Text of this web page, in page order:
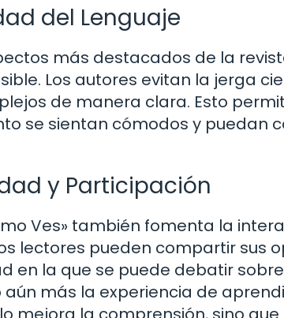
del Lenguaje
más destacados de la
Los autores evitan la jerga
de manera clara. Esto
se sientan cómodos y puedan
y Participación
Ves» también fomenta la
lectores pueden compartir sus
en la que se puede debatir
más la experiencia de